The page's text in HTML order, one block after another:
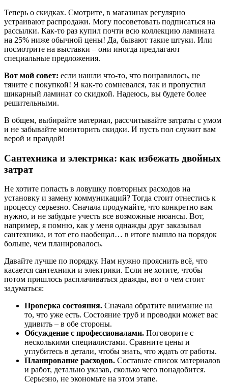
Теперь о скидках. Смотрите, в магазинах регулярно
устраивают распродажи. Могу посоветовать подписаться на
рассылки. Как-то раз купил почти всю коллекцию ламината
на 25% ниже обычной цены! Да, бывают такие штуки. Или
посмотрите на выставки – они иногда предлагают
специальные предложения.
Вот мой совет: если нашли что-то, что понравилось, не
тяните с покупкой! Я как-то сомневался, так и пропустил
шикарный ламинат со скидкой. Надеюсь, вы будете более
решительными.
В общем, выбирайте материал, рассчитывайте затраты с умом
и не забывайте мониторить скидки. И пусть пол служит вам
верой и правдой!
Сантехника и электрика: как избежать двойных
затрат
Не хотите попасть в ловушку повторных расходов на
установку и замену коммуникаций? Тогда стоит отнестись к
процессу серьезно. Сначала продумайте, что конкретно вам
нужно, и не забудьте учесть все возможные нюансы. Вот,
например, я помню, как у меня однажды друг заказывал
сантехника, и тот его наобещал… в итоге вышло на порядок
больше, чем планировалось.
Давайте лучше по порядку. Нам нужно прояснить всё, что
касается сантехники и электрики. Если не хотите, чтобы
потом пришлось расплачиваться дважды, вот о чем стоит
задуматься:
Проверка состояния. Сначала обратите внимание на
то, что уже есть. Состояние труб и проводки может вас
удивить – в обе стороны.
Обсуждение с профессионалами. Поговорите с
несколькими специалистами. Сравните цены и
углубитесь в детали, чтобы знать, что ждать от работы.
Планирование расходов. Составьте список материалов
и работ, детально указав, сколько чего понадобится.
Серьезно, не экономьте на этом этапе.